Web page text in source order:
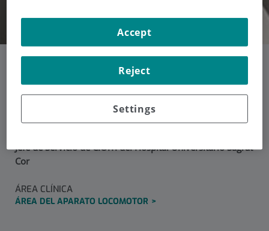
Dr. Juan Manuel
Burdeus
Jefe de Servicio de C.O.T. del Hospital Universitario Sagrat
Cor
ÁREA CLÍNICA
ÁREA DEL APARATO LOCOMOTOR
Settings
Reject
Accept